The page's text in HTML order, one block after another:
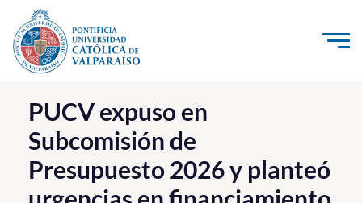
Click acá para ir directamente al contenido
La Universidad
Investigación, Creación e Innovación
PUCV Internacional
Vinculación con el Medio
PUCV expuso en
Subcomisión de
Presupuesto 2026 y planteó